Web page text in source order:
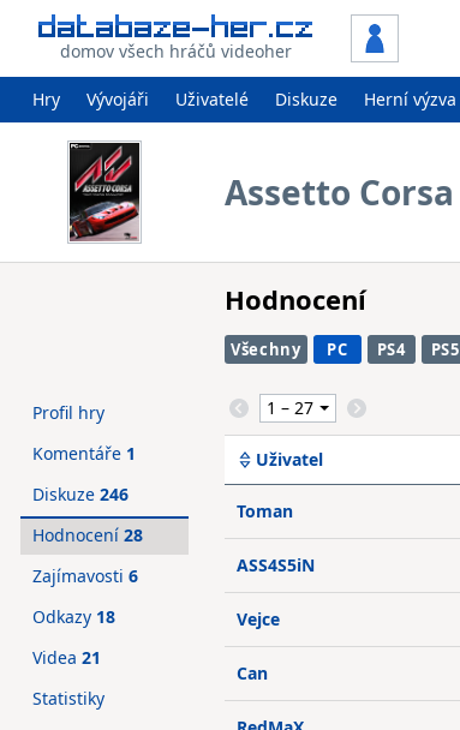
domov všech hráčů videoher
Hry Vývojáři Uživatelé Diskuze Herní výzva
Assetto Corsa
Hodnocení
Všechny PC PS4 PS5
Uživatel
Toman
ASS4S5iN
Vejce
Can
Profil hry
Komentáře 1
Diskuze 246
Hodnocení 28
Zajímavosti 6
Odkazy 18
Videa 21
Statistiky